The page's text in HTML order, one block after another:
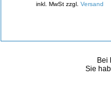
inkl. MwSt zzgl. Versand
Bei
Sie